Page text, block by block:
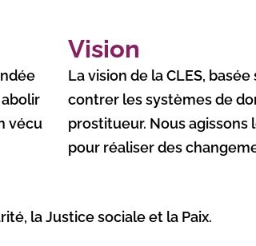
vécu
Vision
La vision de la CLES,
contrer les systèmes de
prostitueur. Nous
pour réaliser des
la Justice sociale et la Paix.